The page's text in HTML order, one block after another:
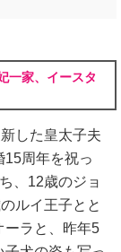
一家、イースタ
した皇太子夫
周年を祝っ
、12歳のジョ
ルイ王子とと
ーラと、昨年5